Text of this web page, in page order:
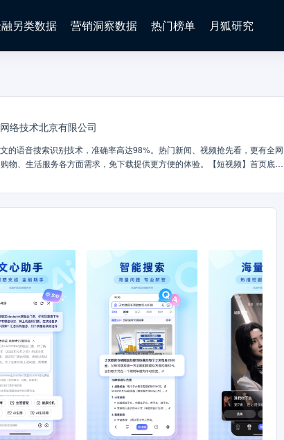
另类数据 营销洞察数据 热门榜单 月狐研究
络技术北京有限公司
的语音搜索识别技术，准确率高达98%。热门新闻、视频抢先看，更有全网
物、生活服务各方面需求，免下载提供更方便的体验。【短视频】首页底部
要的内容。【热门资讯】精选新闻资讯、视频、漫画等优质内容。热门评论